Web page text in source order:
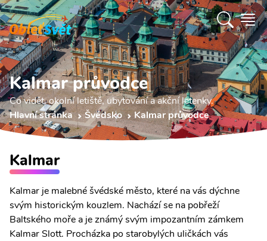
Kalmar průvodce
Co vidět, okolní letiště, ubytování a akční letenky.
Hlavní stránka
Švédsko Kalmar průvodce
Kalmar
Kalmar je malebné švédské město, které na vás dýchne
svým historickým kouzlem. Nachází se na pobřeží
Baltského moře a je známý svým impozantním zámkem
Kalmar Slott. Procházka po starobylých uličkách vás